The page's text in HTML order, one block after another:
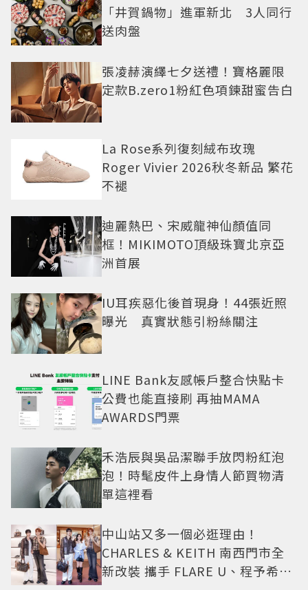
「井賀鍋物」進軍新北 3人同行
送肉盤
張凌赫演繹七夕送禮！寶格麗限
定款B.zero1粉紅色項鍊甜蜜告白
La Rose系列復刻絨布玫瑰
Roger Vivier 2026秋冬新品 繁花
不褪
迪麗熱巴、宋威龍神仙顏值同
框！MIKIMOTO頂級珠寶北京亞
洲首展
IU耳疾惡化後首現身！44張近照
曝光 真實狀態引粉絲關注
LINE Bank友感帳戶整合快點卡
公費也能直接刷 再抽MAMA
AWARDS門票
禾浩辰與吳品潔聯手放閃粉紅泡
泡！時髦皮件上身情人節買物清
單這裡看
中山站又多一個必逛理由！
CHARLES & KEITH 南西門市全
新改裝 攜手 FLARE U、程予希演